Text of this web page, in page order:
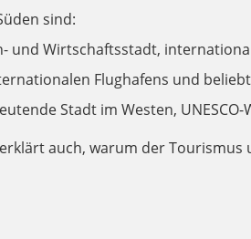
sind:
und Wirtschaftsstadt,
Flughafens und
Stadt im Westen, UNESCO-
auch, warum der